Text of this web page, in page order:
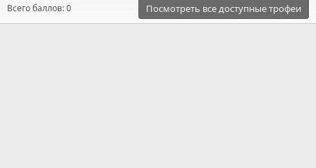
Всего баллов: 0 Посмотреть все доступные трофеи